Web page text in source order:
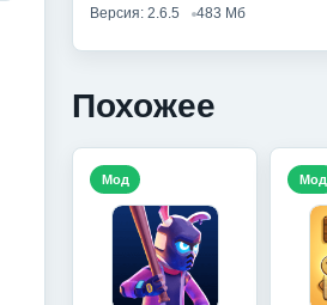
Версия: 2.6.5 483 Мб
Похожее
Мод Мод